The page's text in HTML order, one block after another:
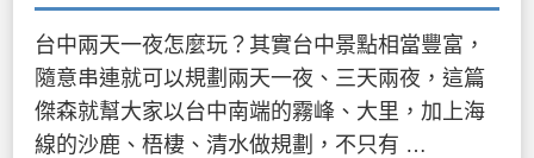
台中兩天一夜怎麼玩？其實台中景點相當豐富，
隨意串連就可以規劃兩天一夜、三天兩夜，這篇
傑森就幫大家以台中南端的霧峰、大里，加上海
線的沙鹿、梧棲、清水做規劃，不只有 …